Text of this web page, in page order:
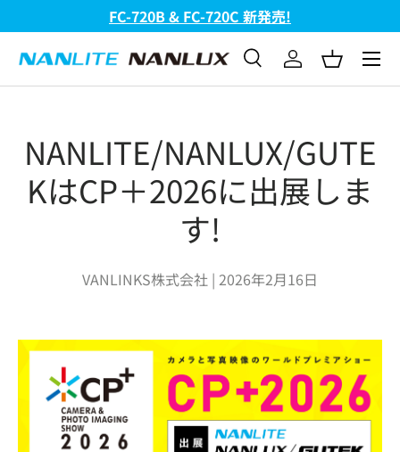
コンテンツへスキップ
FC-720B & FC-720C 新発売!
検索
検索 ログインバスケッ
メニ
NANLITE/NANLUX/GUTE
KはCP＋2026に出展しま
す!
VANLINKS株式会社 | 2026年2月16日